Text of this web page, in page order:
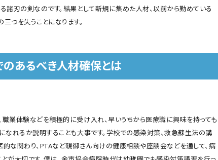
諸刃の剣なのです。結果として新規に集めた人材、以前から勤めている
つを失うことになります。
あるべき人材確保とは
業体験などを積極的に受け入れ、早いうちから医療職に興味を持っても
なれるか説明することも大事です。学校での感染対策、救急蘇生法の講
な関わり、PTAなど親御さん向けの健康相談や座談会などを通して、病